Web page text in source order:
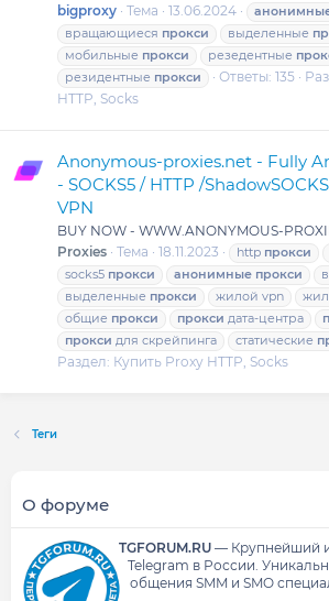
bigproxy Тема 13.06.2024
вращающиеся прокси выделенные
мобильные прокси резедентные
резидентные прокси Ответы: 135
HTTP, Socks
Anonymous-proxies.net - Fully
- SOCKS5 / HTTP /
VPN
BUY NOW - WWW.ANONYMOUS-
Proxies Тема 18.11.2023 http прокси
socks5 прокси анонимные прокси
выделенные прокси жилой vpn
общие прокси прокси дата-центра
прокси для скрейпинга статические
Раздел: Купить Proxy HTTP, Socks
Теги
О форуме
TGFORUM.RU— Крупнейший
Telegram в России.
общения SMM и SMO